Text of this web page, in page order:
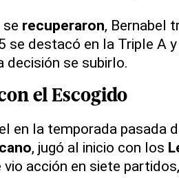
recuperaron, Bernabel
se destacó en la Triple A
decisión se subirlo.
el Escogido
en la temporada pasada
, jugó al inicio con los
vio acción en siete